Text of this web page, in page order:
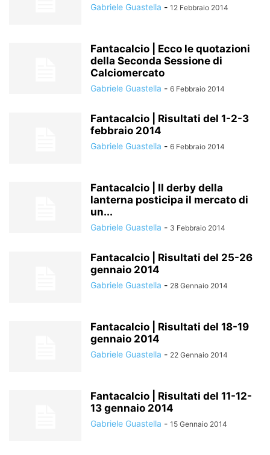
Gabriele Guastella - 12 Febbraio 2014
Fantacalcio | Ecco le quotazioni
della Seconda Sessione di
Calciomercato
Gabriele Guastella - 6 Febbraio 2014
Fantacalcio | Risultati del 1-2-3
febbraio 2014
Gabriele Guastella - 6 Febbraio 2014
Fantacalcio | Il derby della
lanterna posticipa il mercato di
un...
Gabriele Guastella - 3 Febbraio 2014
Fantacalcio | Risultati del 25-26
gennaio 2014
Gabriele Guastella - 28 Gennaio 2014
Fantacalcio | Risultati del 18-19
gennaio 2014
Gabriele Guastella - 22 Gennaio 2014
Fantacalcio | Risultati del 11-12-
13 gennaio 2014
Gabriele Guastella - 15 Gennaio 2014